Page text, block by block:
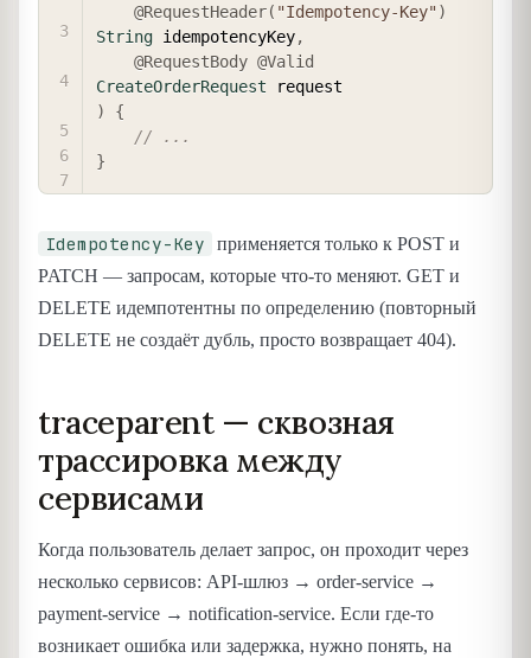
@RequestHeader( "Idempotency-Key")
String idempotencyKey,
@RequestBody @Valid
CreateOrderRequest
)
{
// ...
}
Idempotency-Key
применяется только к POST и
PATCH — запросам, которые что-то меняют. GET и
DELETE идемпотентны по определению (повторный
DELETE не создаёт дубль, просто возвращает 404).
traceparent — сквозная
трассировка между
сервисами
Когда пользователь делает запрос, он проходит через
несколько сервисов: API-шлюз → order-service →
payment-service → notification-service. Если где-то
возникает ошибка или задержка, нужно понять, на